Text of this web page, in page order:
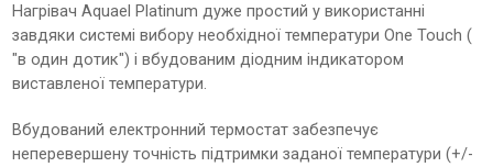
Нагрівач Aquael Platinum дуже простий у використанні
завдяки системі вибору необхідної температури One Touch (
"в один дотик") і вбудованим діодним індикатором
виставленої температури.
Вбудований електронний термостат забезпечує
неперевершену точність підтримки заданої температури (+/-